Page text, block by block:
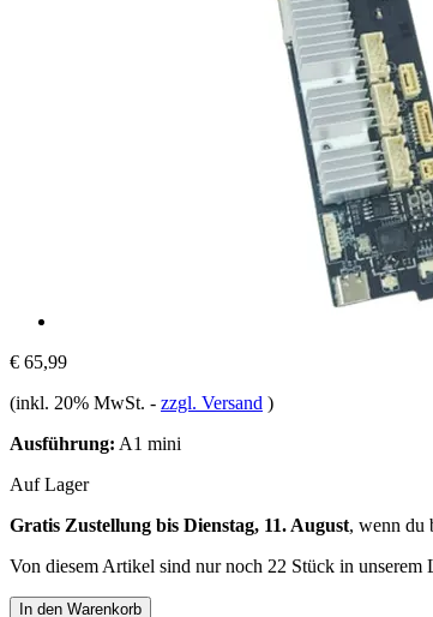
€ 65,99
(inkl. 20% MwSt. - zzgl. Versand )
Ausführung: A1 mini
Auf Lager
Gratis Zustellung bis Dienstag, 11. August, wenn du
Von diesem Artikel sind nur noch 22 Stück in unserem
In den Warenkorb